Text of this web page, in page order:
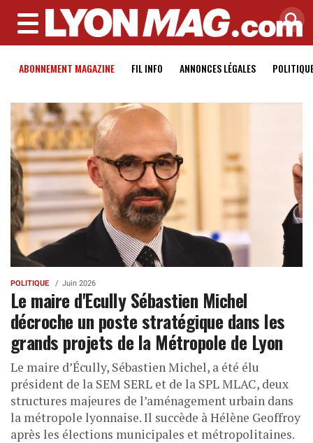
MENU
ABONNEMENT MAGAZINE FIL INFO ANNONCES LÉGALES
POLITIQUE Juin 2026
Le maire d'Ecully Sébastien Michel
décroche un poste stratégique dans les
grands projets de la Métropole de Lyon
Le maire d’Écully, Sébastien Michel, a été élu
président de la SEM SERL et de la SPL MLAC, deux
structures majeures de l’aménagement urbain dans
la métropole lyonnaise. Il succède à Hélène Geoffroy
après les élections municipales et métropolitaines.